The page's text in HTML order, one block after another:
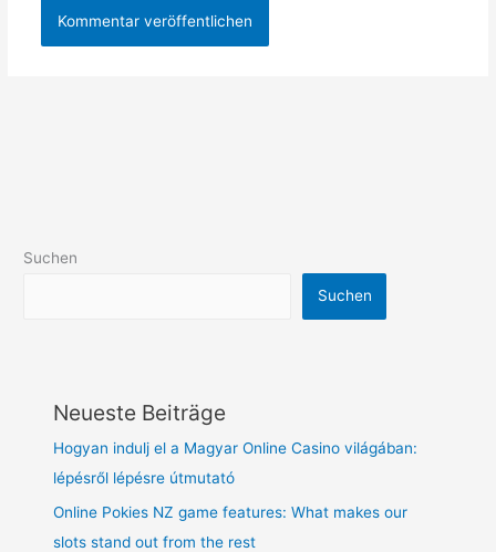
Suchen
Suchen
Neueste Beiträge
Hogyan indulj el a Magyar Online Casino világában:
lépésről lépésre útmutató
Online Pokies NZ game features: What makes our
slots stand out from the rest